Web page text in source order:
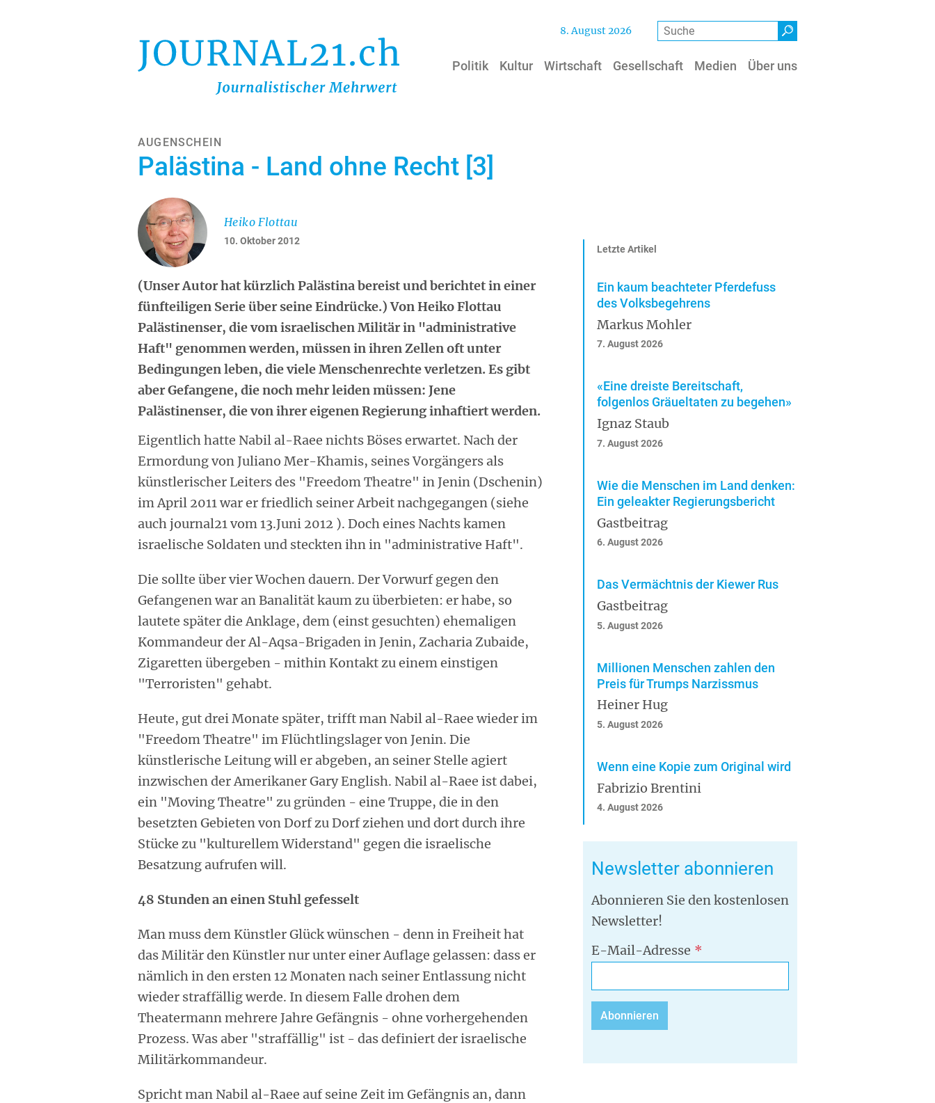
8. August 2026 Suche
Politik Kultur Wirtschaft Gesellschaft Medien Über uns
AUGENSCHEIN
Palästina - Land ohne Recht [3]
10. Oktober 2012
Heiko Flottau
(Unser Autor hat kürzlich Palästina bereist und berichtet in einer
fünfteiligen Serie über seine Eindrücke.) Von Heiko Flottau
Palästinenser, die vom israelischen Militär in "administrative
Haft" genommen werden, müssen in ihren Zellen oft unter
Bedingungen leben, die viele Menschenrechte verletzen. Es gibt
aber Gefangene, die noch mehr leiden müssen: Jene
Palästinenser, die von ihrer eigenen Regierung inhaftiert werden.
Eigentlich hatte Nabil al-Raee nichts Böses erwartet. Nach der
Ermordung von Juliano Mer-Khamis, seines Vorgängers als
künstlerischer Leiters des "Freedom Theatre" in Jenin (Dschenin)
im April 2011 war er friedlich seiner Arbeit nachgegangen (siehe
auch journal21 vom 13.Juni 2012 ). Doch eines Nachts kamen
israelische Soldaten und steckten ihn in "administrative Haft".
Die sollte über vier Wochen dauern. Der Vorwurf gegen den
Gefangenen war an Banalität kaum zu überbieten: er habe, so
lautete später die Anklage, dem (einst gesuchten) ehemaligen
Kommandeur der Al-Aqsa-Brigaden in Jenin, Zacharia Zubaide,
Zigaretten übergeben - mithin Kontakt zu einem einstigen
"Terroristen" gehabt.
Heute, gut drei Monate später, trifft man Nabil al-Raee wieder im
"Freedom Theatre" im Flüchtlingslager von Jenin. Die
künstlerische Leitung will er abgeben, an seiner Stelle agiert
inzwischen der Amerikaner Gary English. Nabil al-Raee ist dabei,
ein "Moving Theatre" zu gründen - eine Truppe, die in den
besetzten Gebieten von Dorf zu Dorf ziehen und dort durch ihre
Stücke zu "kulturellem Widerstand" gegen die israelische
Besatzung aufrufen will.
48 Stunden an einen Stuhl gefesselt
Man muss dem Künstler Glück wünschen - denn in Freiheit hat
das Militär den Künstler nur unter einer Auflage gelassen: dass er
nämlich in den ersten 12 Monaten nach seiner Entlassung nicht
wieder straffällig werde. In diesem Falle drohen dem
Theatermann mehrere Jahre Gefängnis - ohne vorhergehenden
Prozess. Was aber "straffällig" ist - das definiert der israelische
Militärkommandeur.
Spricht man Nabil al-Raee auf seine Zeit im Gefängnis an, dann
Letzte Artikel
Ein kaum beachteter Pferdefuss
des Volksbegehrens
Markus Mohler
7. August 2026
«Eine dreiste Bereitschaft,
folgenlos Gräueltaten zu begehen»
Ignaz Staub
7. August 2026
Wie die Menschen im Land denken:
Ein geleakter Regierungsbericht
Gastbeitrag
6. August 2026
Das Vermächtnis der Kiewer Rus
Gastbeitrag
5. August 2026
Millionen Menschen zahlen den
Preis für Trumps Narzissmus
Heiner Hug
5. August 2026
Wenn eine Kopie zum Original wird
Fabrizio Brentini
4. August 2026
Newsletter abonnieren
Abonnieren Sie den kostenlosen
Newsletter!
E-Mail-Adresse